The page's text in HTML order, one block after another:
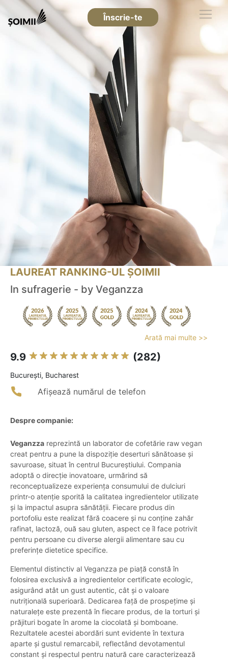
Înscrie-te
LAUREAT RANKING-UL ȘOIMII
In sufragerie - by Veganzza
Arată mai multe >>
9.9 (282)
Bucureşti, Bucharest
Afișează numărul de telefon
Despre companie:
Veganzza reprezintă un laborator de cofetărie raw vegan
creat pentru a pune la dispoziție deserturi sănătoase și
savuroase, situat în centrul Bucureștiului. Compania
adoptă o direcție inovatoare, urmărind să
reconceptualizeze experiența consumului de dulciuri
printr-o atenție sporită la calitatea ingredientelor utilizate
și la impactul asupra sănătății. Fiecare produs din
portofoliu este realizat fără coacere și nu conține zahăr
rafinat, lactoză, ouă sau gluten, aspect ce îl face potrivit
pentru persoane cu diverse alergii alimentare sau cu
preferințe dietetice specifice.
Elementul distinctiv al Veganzza pe piață constă în
folosirea exclusivă a ingredientelor certificate ecologic,
asigurând atât un gust autentic, cât și o valoare
nutrițională superioară. Dedicarea față de prospețime și
naturalețe este prezentă în fiecare produs, de la torturi și
prăjituri bogate în arome la ciocolată și bomboane.
Rezultatele acestei abordări sunt evidente în textura
aparte și gustul remarcabil, reflectând devotamentul
constant și respectul pentru natură care caracterizează